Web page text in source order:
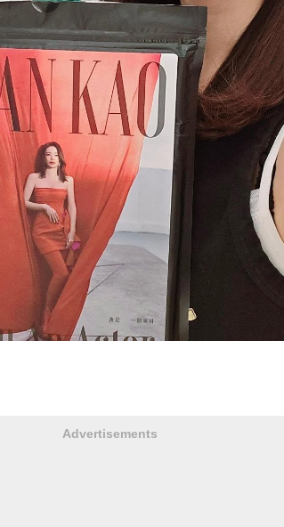
Advertisements